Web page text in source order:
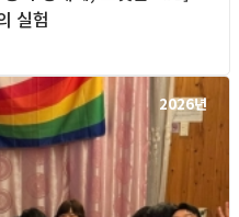
실험
2026년